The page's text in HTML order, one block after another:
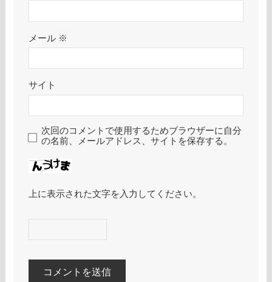
メール ※
サイト
次回のコメントで使用するためブラウザーに自分
の名前、メールアドレス、サイトを保存する。
上に表示された文字を入力してください。